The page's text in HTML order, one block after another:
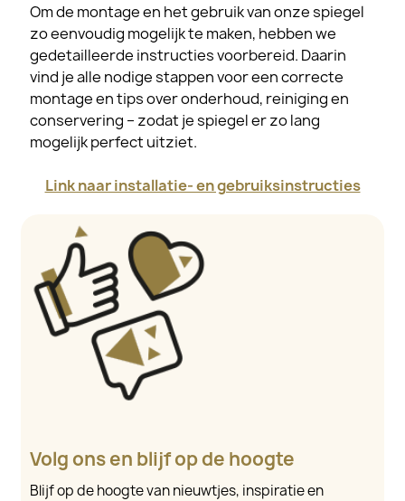
Om de montage en het gebruik van onze spiegel
zo eenvoudig mogelijk te maken, hebben we
gedetailleerde instructies voorbereid. Daarin
vind je alle nodige stappen voor een correcte
montage en tips over onderhoud, reiniging en
conservering – zodat je spiegel er zo lang
mogelijk perfect uitziet.
Link naar installatie- en gebruiksinstructies
Volg ons en blijf op de hoogte
Blijf op de hoogte van nieuwtjes, inspiratie en